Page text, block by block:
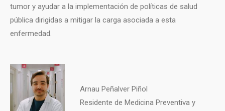
tumor y ayudar a la implementación de políticas de salud
pública dirigidas a mitigar la carga asociada a esta
enfermedad.
Arnau Peñalver Piñol
Residente de Medicina Preventiva y